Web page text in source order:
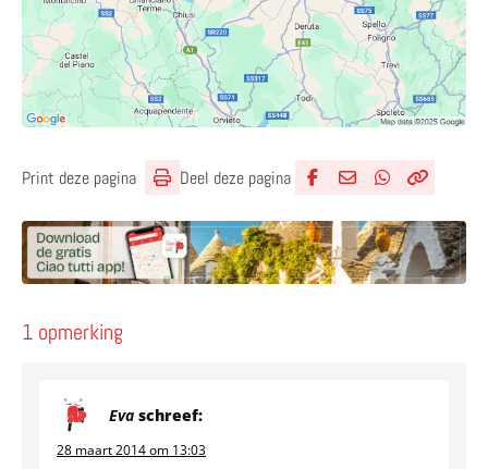
Print deze pagina Deel deze pagina
1 opmerking
Eva schreef:
28 maart 2014 om 13:03